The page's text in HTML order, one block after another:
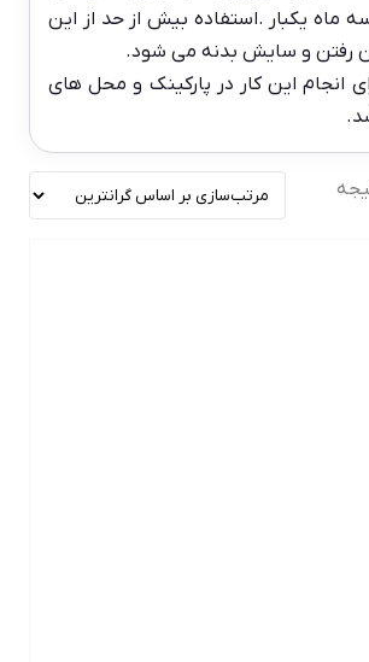
ماه یکبار .استفاده بیش از حد از این
رفتن و سایش بدنه می شود.
انجام این کار در پارکینک و محل های